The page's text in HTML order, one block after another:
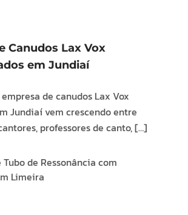
Canudos Lax Vox
em Jundiaí
de canudos Lax Vox
Jundiaí vem crescendo entre
professores de canto, […]